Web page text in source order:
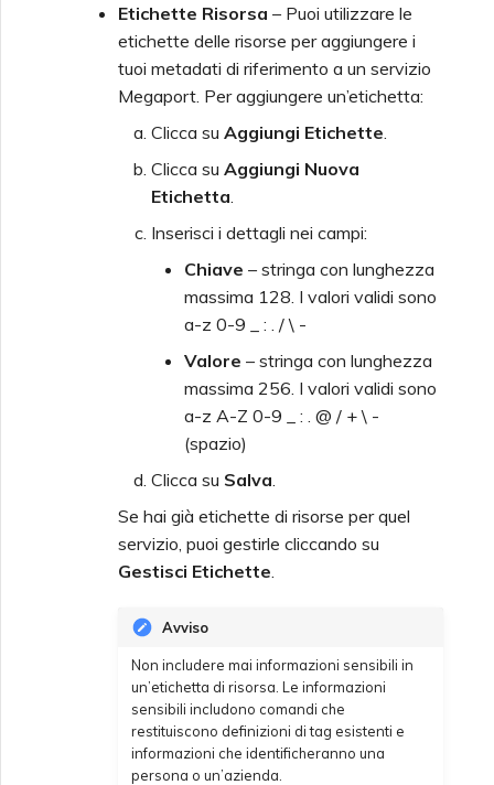
Etichette Risorsa – Puoi utilizzare le
etichette delle risorse per aggiungere i
tuoi metadati di riferimento a un servizio
Megaport. Per aggiungere un’etichetta:
Clicca su Aggiungi Etichette
Clicca su Aggiungi Nuova
Etichetta
Inserisci i dettagli nei campi:
Chiave – stringa con lunghezza
massima 128. I valori validi sono
a-z 0-9 _ : . / \ -
Valore – stringa con lunghezza
massima 256. I valori validi sono
a-z A-Z 0-9 _ : . @ / + \ -
(spazio)
Clicca su Salva
Se hai già etichette di risorse per quel
servizio, puoi gestirle cliccando su
Gestisci Etichette
Avviso
Non includere mai informazioni sensibili in
un’etichetta di risorsa. Le informazioni
sensibili includono comandi che
restituiscono definizioni di tag esistenti e
informazioni che identificheranno una
persona o un’azienda.